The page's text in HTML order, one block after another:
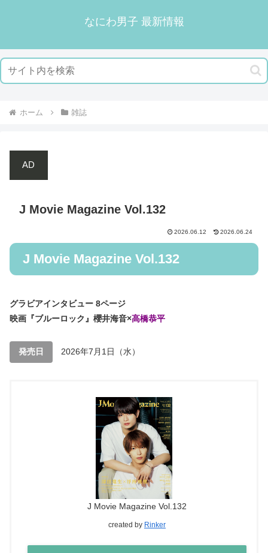
なにわ男子 最新情報
ホーム 雑誌
AD
J Movie Magazine Vol.132
2026.06.12 2026.06.24
J Movie Magazine Vol.132
グラビアインタビュー 8ページ
映画『ブルーロック』櫻井海音×高橋恭平
発売日 2026年7月1日（水）
J Movie Magazine Vol.132
created by Rinker